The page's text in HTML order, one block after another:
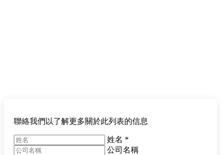
聯絡我們以了解更多關於此列表的信息
姓名 *
公司名稱